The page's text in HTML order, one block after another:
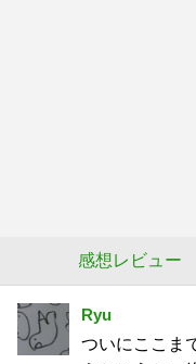
感想レビュー
Ryu
ついにここま